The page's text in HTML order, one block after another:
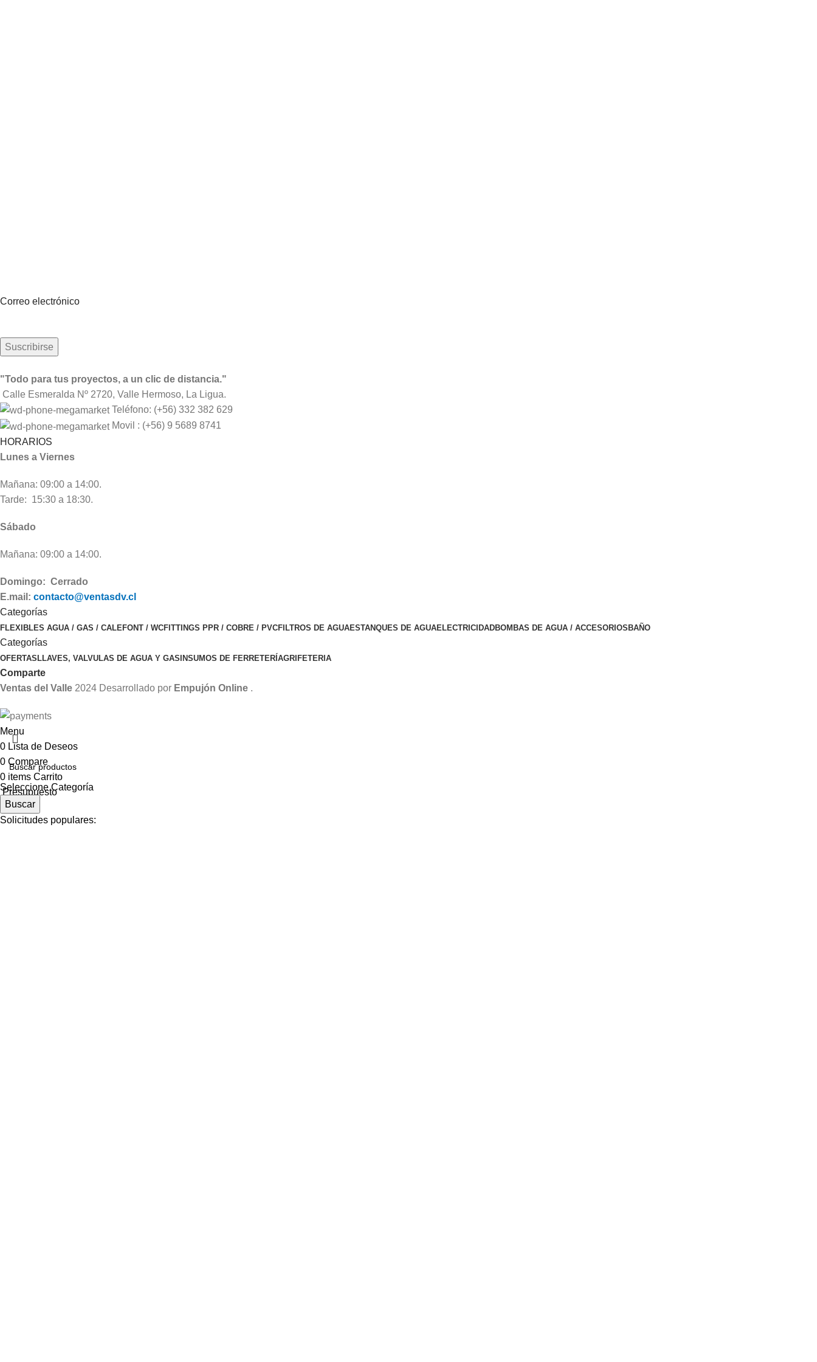
Correo electrónico
"Todo para tus proyectos, a un clic de distancia."
Calle Esmeralda Nº 2720, Valle Hermoso, La Ligua.
Teléfono: (+56) 332 382 629
Movil : (+56) 9 5689 8741
HORARIOS
Lunes a Viernes
Mañana: 09:00 a 14:00.
Tarde: 15:30 a 18:30.
Sábado
Mañana: 09:00 a 14:00.
Domingo: Cerrado
E.mail: contacto@ventasdv.cl
Categorías
FLEXIBLES AGUA / GAS / CALEFONT / WCFITTINGS PPR / COBRE / PVCFILTROS DE AGUAESTANQUES DE AGUAELECTRICIDADBOMBAS DE AGUA / ACCESORIOSBAÑO
Categorías
OFERTASLLAVES, VALVULAS DE AGUA Y GASINSUMOS DE FERRETERÍAGRIFETERIA
Comparte
Ventas del Valle 2024 Desarrollado por Empujón Online .
Seleccione Categoría
Buscar
Solicitudes populares:
Menu
0 Lista de Deseos
0 Compare
0 items Carrito
Presupuesto